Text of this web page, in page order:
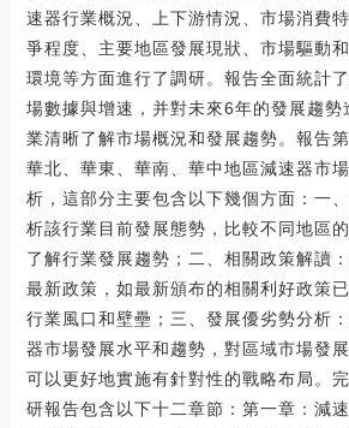
速器行業概況、上下游情況、市場消費
爭程度、主要地區發展現狀、市場驅動
環境等方面進行了調研。報告全面統計
場數據與增速，并對未來6年的發展趨勢
業清晰了解市場概況和發展趨勢。報告
華北、華東、華南、華中地區減速器市
析，這部分主要包含以下幾個方面：一
析該行業目前發展態勢，比較不同地區
了解行業發展趨勢；二、相關政策解讀
最新政策，如最新頒布的相關利好政策
行業風口和壁壘；三、發展優劣勢分析
器市場發展水平和趨勢，對區域市場發
可以更好地實施有針對性的戰略布局。
研報告包含以下十二章節：第一章：減